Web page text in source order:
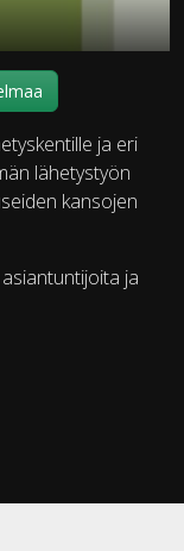
ja eri
lähetystyön
kansojen
ja